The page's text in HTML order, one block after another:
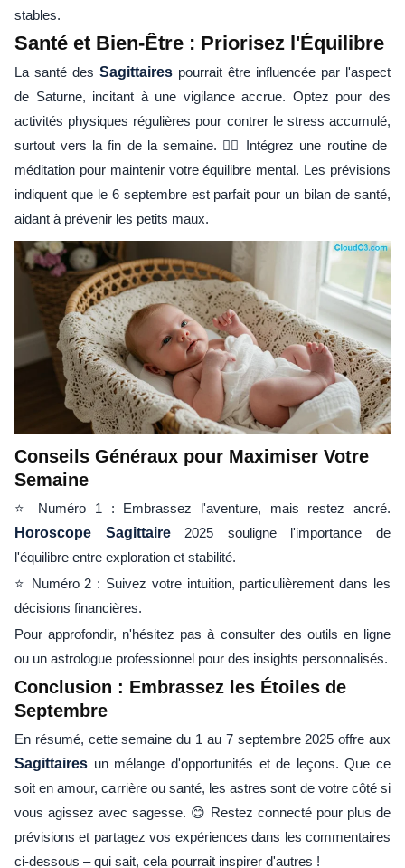
stables.
Santé et Bien-Être : Priorisez l'Équilibre
La santé des Sagittaires pourrait être influencée par l'aspect
de Saturne, incitant à une vigilance accrue. Optez pour des
activités physiques régulières pour contrer le stress accumulé,
surtout vers la fin de la semaine. 🏋️‍♂️ Intégrez une routine de
méditation pour maintenir votre équilibre mental. Les prévisions
indiquent que le 6 septembre est parfait pour un bilan de santé,
aidant à prévenir les petits maux.
Conseils Généraux pour Maximiser Votre
Semaine
⭐ Numéro 1 : Embrassez l'aventure, mais restez ancré.
Horoscope Sagittaire2025 souligne l'importance de
l'équilibre entre exploration et stabilité.
⭐ Numéro 2 : Suivez votre intuition, particulièrement dans les
décisions financières.
Pour approfondir, n'hésitez pas à consulter des outils en ligne
ou un astrologue professionnel pour des insights personnalisés.
Conclusion : Embrassez les Étoiles de
Septembre
En résumé, cette semaine du 1 au 7 septembre 2025 offre aux
Sagittaires un mélange d'opportunités et de leçons. Que ce
soit en amour, carrière ou santé, les astres sont de votre côté si
vous agissez avec sagesse. 😊 Restez connecté pour plus de
prévisions et partagez vos expériences dans les commentaires
ci-dessous – qui sait, cela pourrait inspirer d'autres !